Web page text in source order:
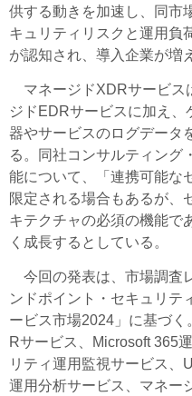
供する動きを加速し、同市
キュリティリスクと運用負
が認知され、導入企業が増
マネージドXDRサービス
ジドEDRサービスに加え
器やサービスのログデータ
る。同社コンサルティング
能について、「連携可能な
限定される場合もあるが、
キテクチャの必須の機能で
く成長するとしている。
今回の発表は、市場調査
ンドポイント・セキュリテ
ービス市場2024」に基づ
Rサービス、Microsoft 365
リティ運用監視サービス、
運用分析サービス、マネー